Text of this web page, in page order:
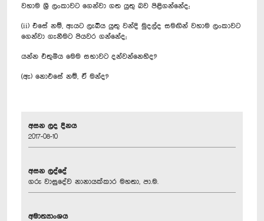
වහාම ශ්‍රී ලංකාවට ගෙන්වා ගත යුතු බව පිළිගන්නේද;
(ii) එසේ නම්, ඇයට ලැබිය යුතු වන්දි මුදල්ද සමඟින් වහාම ලංකාවට
ගෙන්වා ගැනීමට පියවර ගන්නේද;
යන්න එතුමිය මෙම සභාවට දන්වන්නෙහිද?
(ඇ) නොඑසේ නම්, ඒ මන්ද?
අසන ලද දිනය
2017-08-10
අසන ලද්දේ
ගරු වාසුදේව නානායක්කාර මහතා, පා.ම.
අමාත්‍යාංශය